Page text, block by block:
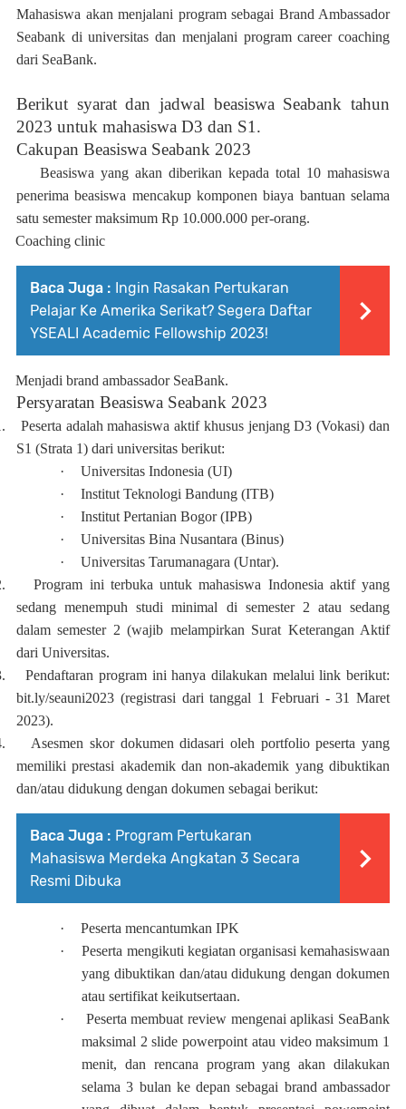
Mahasiswa akan menjalani program sebagai Brand Ambassador
Seabank di universitas dan menjalani program career coaching
dari SeaBank.
Berikut syarat dan jadwal beasiswa Seabank tahun
2023 untuk mahasiswa D3 dan S1.
Cakupan Beasiswa Seabank 2023
Beasiswa yang akan diberikan kepada total 10 mahasiswa
penerima beasiswa mencakup komponen biaya bantuan selama
satu semester maksimum Rp 10.000.000 per-orang.
Coaching clinic
Baca Juga : Ingin Rasakan Pertukaran
Pelajar Ke Amerika Serikat? Segera Daftar
YSEALI Academic Fellowship 2023!
Menjadi brand ambassador SeaBank.
Persyaratan Beasiswa Seabank 2023
Peserta adalah mahasiswa aktif khusus jenjang D3 (Vokasi) dan
S1 (Strata 1) dari universitas berikut:
·
Universitas Indonesia (UI)
·
Institut Teknologi Bandung (ITB)
·
Institut Pertanian Bogor (IPB)
·
Universitas Bina Nusantara (Binus)
·
Universitas Tarumanagara (Untar).
Program ini terbuka untuk mahasiswa Indonesia aktif yang
sedang menempuh studi minimal di semester 2 atau sedang
dalam semester 2 (wajib melampirkan Surat Keterangan Aktif
dari Universitas.
Pendaftaran program ini hanya dilakukan melalui link berikut:
bit.ly/seauni2023 (registrasi dari tanggal 1 Februari - 31 Maret
2023).
Asesmen skor dokumen didasari oleh portfolio peserta yang
memiliki prestasi akademik dan non-akademik yang dibuktikan
dan/atau didukung dengan dokumen sebagai berikut:
Baca Juga : Program Pertukaran
Mahasiswa Merdeka Angkatan 3 Secara
Resmi Dibuka
·
Peserta mencantumkan IPK
·
Peserta mengikuti kegiatan organisasi kemahasiswaan
yang dibuktikan dan/atau didukung dengan dokumen
atau sertifikat keikutsertaan.
·
Peserta membuat review mengenai aplikasi SeaBank
maksimal 2 slide powerpoint atau video maksimum 1
menit, dan rencana program yang akan dilakukan
selama 3 bulan ke depan sebagai brand ambassador